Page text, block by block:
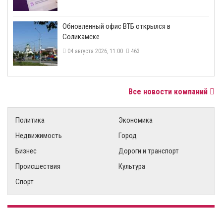
​Обновленный офис ВТБ открылся в
Соликамске
04 августа 2026, 11:00 463
Все новости компаний
Политика
Экономика
Недвижимость
Город
Бизнес
Дороги и транспорт
Происшествия
Культура
Спорт